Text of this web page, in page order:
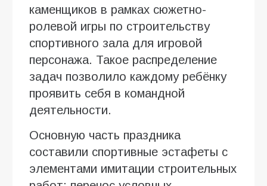
каменщиков в рамках сюжетно-
ролевой игры по строительству
спортивного зала для игровой
персонажа. Такое распределение
задач позволило каждому ребёнку
проявить себя в командной
деятельности.
Основную часть праздника
составили спортивные эстафеты с
элементами имитации строительных